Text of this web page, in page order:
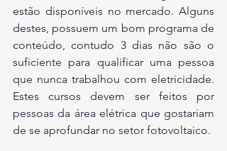
estão disponíveis no mercado. Alguns
destes, possuem um bom programa de
conteúdo, contudo 3 dias não são o
suficiente para qualificar uma pessoa
que nunca trabalhou com eletricidade.
Estes cursos devem ser feitos por
pessoas da área elétrica que gostariam
de se aprofundar no setor fotovoltaico.